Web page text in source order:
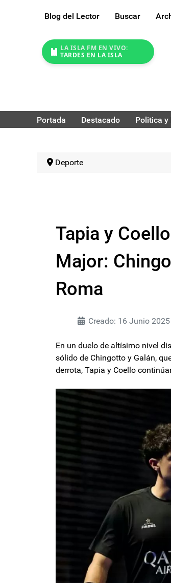
Blog del Lector Buscar
LA ISLA FM EN VIVO:
TARDES EN LA ISLA
Portada Destacado Politica y
Deporte
Tapia y
Major:
Roma
Creado: 16 Junio 2025
En un duelo de altísimo nivel
sólido de Chingotto y Galán,
derrota, Tapia y Coello